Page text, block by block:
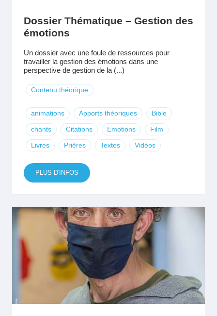
Dossier Thématique – Gestion des
émotions
Un dossier avec une foule de ressources pour
travailler la gestion des émotions dans une
perspective de gestion de la (...)
Contenu théorique
animations Apports théoriques Bible
chants Citations Emotions Film
Livres Prières Textes Vidéos
PLUS D'INFOS